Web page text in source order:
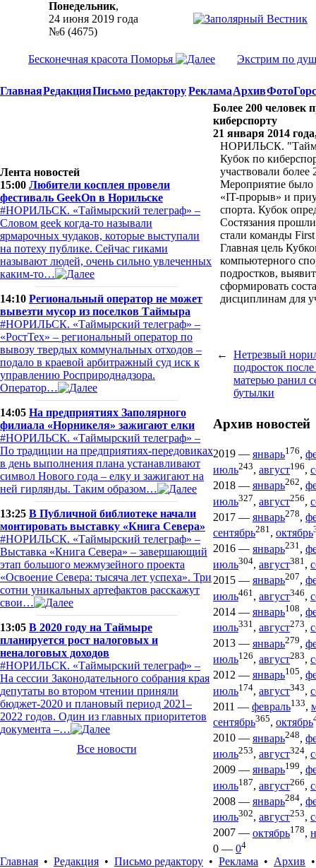
Понедельник,
24 июня 2019 года
№6 (4675)
Бесконечная красота Поморья Экстрим по
ГлавнаяРедакцияПисьмо редакторуРекламаАрхивФото
Лента новостей
15:00 Любители косплея провели
фестиваль GeekOn в Норильске
#НОРИЛЬСК. «Таймырский телеграф» –
Словом geek когда-то называли
ярмарочных чудаков, которые выступали
на потеху публике. Сейчас гиками
называют людей, очень сильно увлеченных
каким-то…
14:10 Региональный оператор не может
вывезти мусор из поселков Таймыра
#НОРИЛЬСК. «Таймырский телеграф» –
«РостТех» – региональный оператор по
вывозу твердых коммунальных отходов –
подало в краевой арбитражный суд иск к
управлению Росприроднадзора.
Оператор…
14:05 На предприятиях Заполярного
филиала «Норникеля» зажигают елки
#НОРИЛЬСК. «Таймырский телеграф» –
По традиции на предприятиях-передовиках
в день выполнения плана устанавливают
символ Нового года – елку и зажигают на
ней гирлянды. Таким образом…
13:25 В Публичной библиотеке начали
монтировать выставку «Книга Севера»
#НОРИЛЬСК. «Таймырский телеграф» –
Выставка «Книга Севера» – завершающий
этап большого межмузейного проекта
«Освоение Севера: тысяча лет успеха». Три
сотни уникальных артефактов расскажут
свои…
13:05 В 2020 году на Таймыре
планируется рост налоговых и
неналоговых доходов
#НОРИЛЬСК. «Таймырский телеграф» –
На сессии Законодательного собрания края
депутаты во втором чтении приняли
бюджет-2020 и плановый период 2021–
2022 годов. Один из главных приоритетов
документа –…
Все новости
Более 200 человек
киберспорту
21 января 2014
НОРИЛЬСК.
Кубок по
участвовали более
Мероприятие было
«IT-прорыв» и
спорта. Кубок
Состязания
стали команды
Главная цель
компьютерного
подростков,
сформировать
дисциплинам для
←
Нетрезвый
подросток
матерью ранил
бутылки
Архив новостей
2019 — январь176,
июль243, август196,
2018 — январь262,
июль327, август256,
2017 — январь278,
сентябрь281, октябрь
2016 — январь231 ,
июль304, август381 ,
2015 — январь207,
июль461 , август346,
2014 — январь108,
июль331, август273,
2013 — январь279,
июль126, август283,
2012 — январь105,
июль174, август343,
2011 — февраль133,
сентябрь365, октябрь
2010 — январь248,
июль253, август324,
2009 — январь199,
июль187, август266,
2008 — январь284,
июль302, август253,
2007 — октябрь178,
0 — 04
Главная • Редакция • Письмо редактору • Реклама • Архив